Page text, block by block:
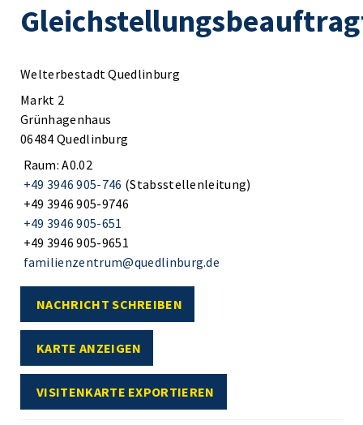
Welterbestadt Quedlinburg
Markt 2
Grünhagenhaus
06484 Quedlinburg
Raum: A0.02
+49 3946 905-746 (Stabsstellenleitung)
+49 3946 905-9746
+49 3946 905-651
+49 3946 905-9651
familienzentrum@quedlinburg.de
NACHRICHT SCHREIBEN
KARTE ANZEIGEN
VISITENKARTE EXPORTIEREN